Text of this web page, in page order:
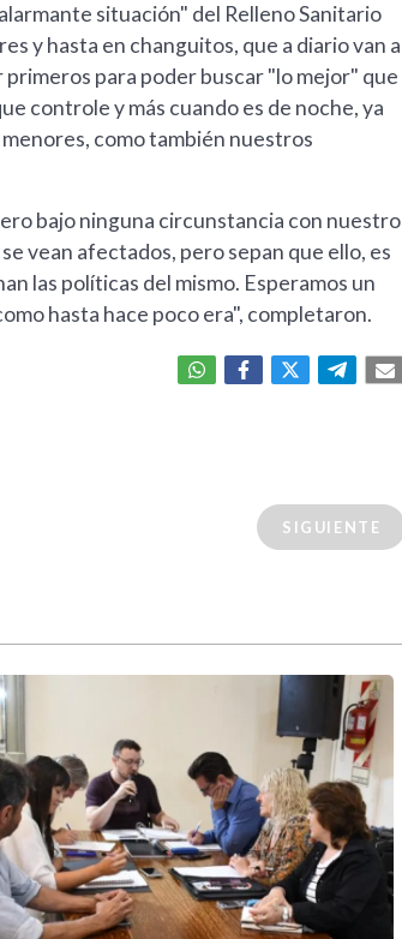
situación" del Relleno Sanitario
y hasta en changuitos, que a diario van a
para poder buscar "lo mejor" que
controle y más cuando es de noche, ya
como también nuestros
bajo ninguna circunstancia con nuestro
vean afectados, pero sepan que ello, es
las políticas del mismo. Esperamos un
hasta hace poco era", completaron.
SIGUIENTE